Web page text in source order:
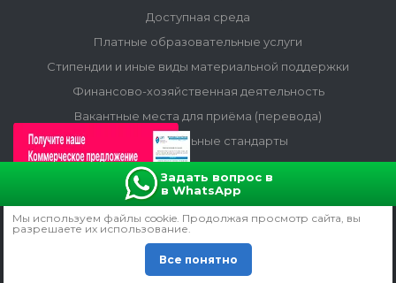
Доступная среда
Платные образовательные услуги
Стипендии и иные виды материальной поддержки
Финансово-хозяйственная деятельность
Вакантные места для приёма (перевода)
Образовательные стандарты
Отзывы
Популярные вопросы
Полезные ссылки
ОПЛАТА И ДОСТАВКА
Задать вопрос в
в WhatsApp
Мы используем файлы сookie. Продолжая просмотр сайта, вы
разрешаете их использование.
Все понятно